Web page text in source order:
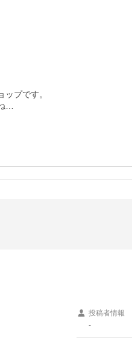
プです。
…
投稿者情報
-